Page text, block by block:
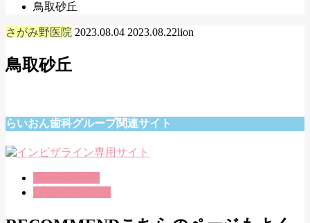
鳥取砂丘
さがみ野医院 2023.08.04 2023.08.22lion
鳥取砂丘
らいおん歯科グループ関連サイト